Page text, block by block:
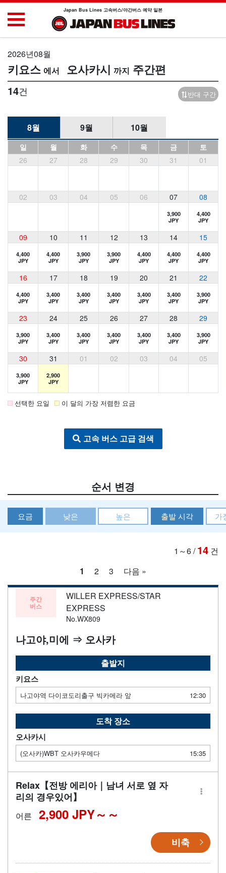
Japan Bus Lines 고속버스/야간버스 예약 일본
2026년08월
키요스 오사카시 주간편
14건 반대 구간
8월 9월 10월
일 월 화 수 목 금
토
26
27 28 29 30 31 01
02 03 04 05 06 07 08
3,900
JPY
4,400
JPY
09 10 11 12 13 14 15
4,400
JPY
4,400
JPY
3,900
JPY
3,900
JPY
4,400
JPY
4,400
JPY
4,400
JPY
16 17 18 19 20 21 22
4,400
JPY
3,400
JPY
3,400
JPY
3,400
JPY
3,400
JPY
3,400
JPY
3,900
JPY
23 24 25 26 27 28 29
3,900
JPY
3,400
JPY
3,400
JPY
3,400
JPY
3,400
JPY
3,400
JPY
3,900
JPY
30 31 01 02 03 04 05
3,900
JPY
2,900
JPY
선택한 요일 이 달의 가장 저렴한 요금
고속 버스 고급 검색
순서 변경
요금 낮은 높은 출발 시각 가
1～6/14 건
1
2 3 다음 »
주간
버스
WILLER EXPRESS/STAR
EXPRESS
No.WX809
나고야,미에 ⇒ 오사카
출발지
키요스
나고야역 다이코도리출구 빅카메라 앞 12:30
도착 장소
오사카시
(오사카)WBT 오사카우메다 15:35
Relax【전방 에리아｜남녀 서로 옆 자
리의 경우있어】
어른 2,900 JPY～
비축